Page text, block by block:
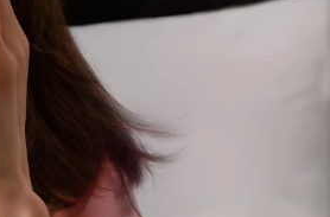
Mes commandes
Mes abonnements